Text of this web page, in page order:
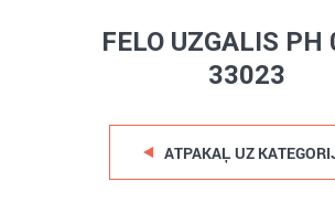
FELO UZGALIS PH
33023
ATPAKAĻ UZ